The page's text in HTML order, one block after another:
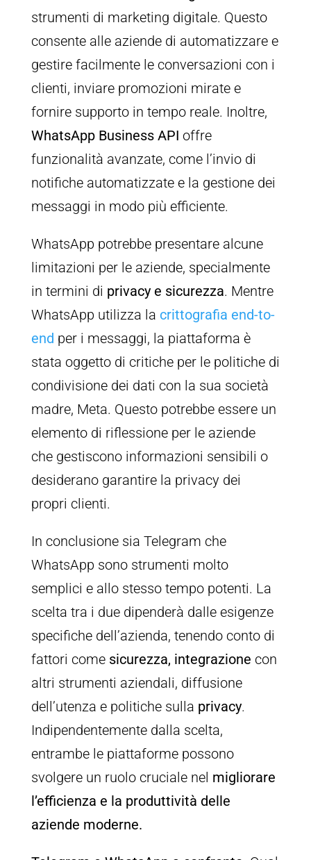
strumenti di marketing digitale. Questo
consente alle aziende di automatizzare e
gestire facilmente le conversazioni con i
clienti, inviare promozioni mirate e
fornire supporto in tempo reale. Inoltre,
WhatsApp Business API offre
funzionalità avanzate, come l’invio di
notifiche automatizzate e la gestione dei
messaggi in modo più efficiente.
WhatsApp potrebbe presentare alcune
limitazioni per le aziende, specialmente
in termini di privacy e sicurezza. Mentre
WhatsApp utilizza la crittografia end-to-
end per i messaggi, la piattaforma è
stata oggetto di critiche per le politiche di
condivisione dei dati con la sua società
madre, Meta. Questo potrebbe essere un
elemento di riflessione per le aziende
che gestiscono informazioni sensibili o
desiderano garantire la privacy dei
propri clienti.
In conclusione sia Telegram che
WhatsApp sono strumenti molto
semplici e allo stesso tempo potenti. La
scelta tra i due dipenderà dalle esigenze
specifiche dell’azienda, tenendo conto di
fattori come sicurezza, integrazione con
altri strumenti aziendali, diffusione
dell’utenza e politiche sulla privacy.
Indipendentemente dalla scelta,
entrambe le piattaforme possono
svolgere un ruolo cruciale nel migliorare
l’efficienza e la produttività delle
aziende moderne.